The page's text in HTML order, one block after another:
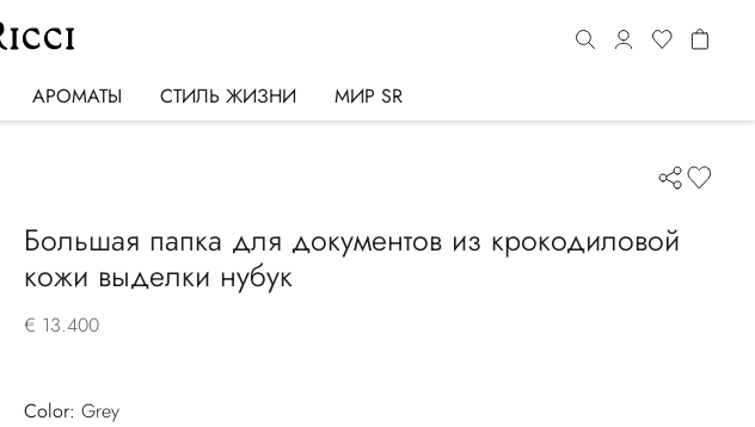
АРОМАТЫ СТИЛЬ ЖИЗНИ МИР SR
Большая папка для документов из крокодиловой
кожи выделки нубук
€ 13.400
Color:
grey